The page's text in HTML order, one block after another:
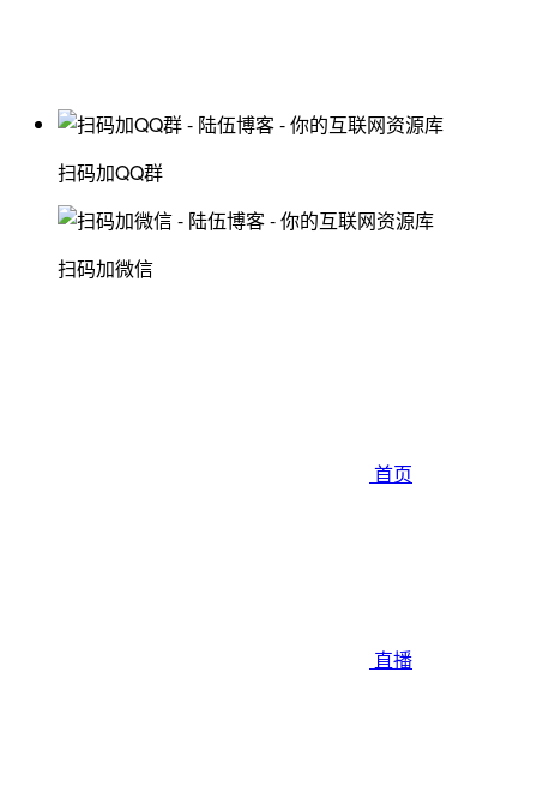
扫码加QQ群
扫码加微信
首页
直播